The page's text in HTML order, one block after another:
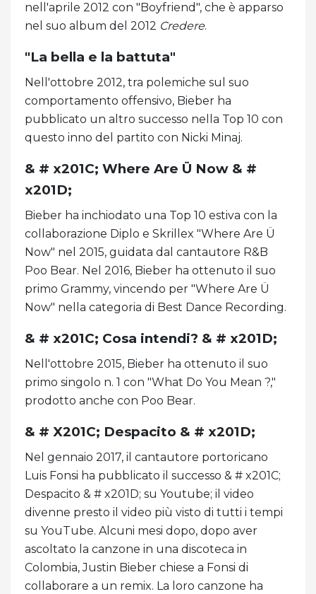
nell'aprile 2012 con "Boyfriend", che è apparso
nel suo album del 2012 Credere.
"La bella e la battuta"
Nell'ottobre 2012, tra polemiche sul suo
comportamento offensivo, Bieber ha
pubblicato un altro successo nella Top 10 con
questo inno del partito con Nicki Minaj.
& # x201C; Where Are Ü Now & #
x201D;
Bieber ha inchiodato una Top 10 estiva con la
collaborazione Diplo e Skrillex "Where Are Ü
Now" nel 2015, guidata dal cantautore R&B
Poo Bear. Nel 2016, Bieber ha ottenuto il suo
primo Grammy, vincendo per "Where Are Ü
Now" nella categoria di Best Dance Recording.
& # x201C; Cosa intendi? & # x201D;
Nell'ottobre 2015, Bieber ha ottenuto il suo
primo singolo n. 1 con "What Do You Mean ?,"
prodotto anche con Poo Bear.
& # X201C; Despacito & # x201D;
Nel gennaio 2017, il cantautore portoricano
Luis Fonsi ha pubblicato il successo & # x201C;
Despacito & # x201D; su Youtube; il video
divenne presto il video più visto di tutti i tempi
su YouTube. Alcuni mesi dopo, dopo aver
ascoltato la canzone in una discoteca in
Colombia, Justin Bieber chiese a Fonsi di
collaborare a un remix. La loro canzone ha